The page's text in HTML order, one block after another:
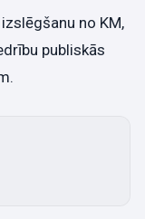
no KM,
publiskās